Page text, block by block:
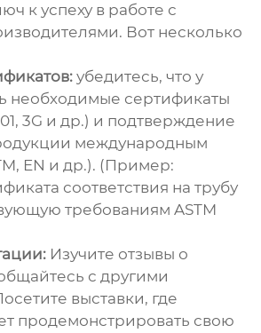
к успеху в работе с
Вот несколько
убедитесь, что у
необходимые сертификаты
3G и др.) и подтверждение
международным
EN и др.). (Пример:
соответствия на трубу
требованиям ASTM
Изучите отзывы о
с другими
выставки, где
продемонстрировать свою